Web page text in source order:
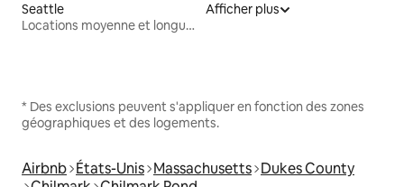
Seattle
Locations moyenne et longue durée
Afficher plus
* Des exclusions peuvent s'appliquer en fonction des zones
géographiques et des logements.
Airbnb États-Unis Massachusetts Dukes County